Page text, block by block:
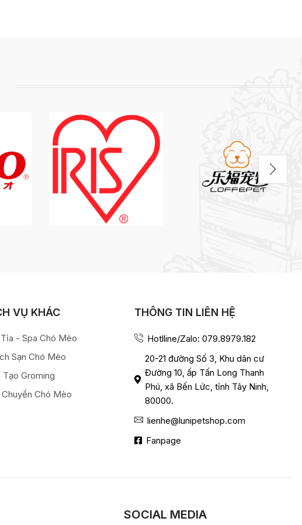
VỤ KHÁC
- Spa Chó Mèo
Sạn Chó Mèo
Groming
Chuyển Chó Mèo
THÔNG TIN LIÊN HỆ
Hotlline/Zalo: 079.8979.182
20-21 đường Số 3, Khu dân cư
Đường 10, ấp Tấn Long Thanh
Phú, xã Bến Lức, tỉnh Tây Ninh,
80000.
lienhe@lunipetshop.com
Fanpage
SOCIAL MEDIA